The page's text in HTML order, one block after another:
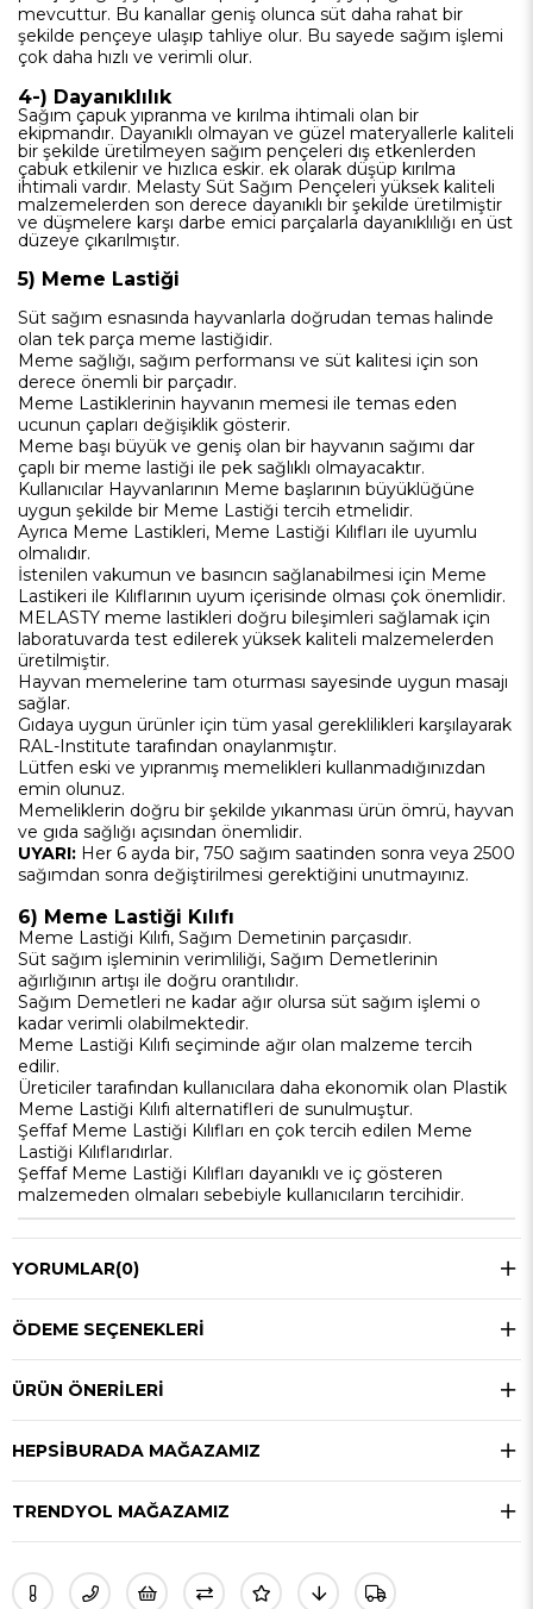
mevcuttur. Bu kanallar geniş olunca süt daha rahat bir
şekilde pençeye ulaşıp tahliye olur. Bu sayede sağım işlemi
çok daha hızlı ve verimli olur.
4-) Dayanıklılık
Sağım çapuk yıpranma ve kırılma ihtimali olan bir
ekipmandır. Dayanıklı olmayan ve güzel materyallerle kaliteli
bir şekilde üretilmeyen sağım pençeleri dış etkenlerden
çabuk etkilenir ve hızlıca eskir. ek olarak düşüp kırılma
ihtimali vardır. Melasty Süt Sağım Pençeleri yüksek kaliteli
malzemelerden son derece dayanıklı bir şekilde üretilmiştir
ve düşmelere karşı darbe emici parçalarla dayanıklılığı en üst
düzeye çıkarılmıştır.
5) Meme Lastiği
Süt sağım esnasında hayvanlarla doğrudan temas halinde
olan tek parça meme lastiğidir.
Meme sağlığı, sağım performansı ve süt kalitesi için son
derece önemli bir parçadır.
Meme Lastiklerinin hayvanın memesi ile temas eden
ucunun çapları değişiklik gösterir.
Meme başı büyük ve geniş olan bir hayvanın sağımı dar
çaplı bir meme lastiği ile pek sağlıklı olmayacaktır.
Kullanıcılar Hayvanlarının Meme başlarının büyüklüğüne
uygun şekilde bir Meme Lastiği tercih etmelidir.
Ayrıca Meme Lastikleri, Meme Lastiği Kılıfları ile uyumlu
olmalıdır.
İstenilen vakumun ve basıncın sağlanabilmesi için Meme
Lastikeri ile Kılıflarının uyum içerisinde olması çok önemlidir.
MELASTY meme lastikleri doğru bileşimleri sağlamak için
laboratuvarda test edilerek yüksek kaliteli malzemelerden
üretilmiştir.
Hayvan memelerine tam oturması sayesinde uygun masajı
sağlar.
Gıdaya uygun ürünler için tüm yasal gereklilikleri karşılayarak
RAL-Institute tarafından onaylanmıştır.
Lütfen eski ve yıpranmış memelikleri kullanmadığınızdan
emin olunuz.
Memeliklerin doğru bir şekilde yıkanması ürün ömrü, hayvan
ve gıda sağlığı açısından önemlidir.
UYARI: Her 6 ayda bir, 750 sağım saatinden sonra veya 2500
sağımdan sonra değiştirilmesi gerektiğini unutmayınız.
6) Meme Lastiği Kılıfı
Meme Lastiği Kılıfı, Sağım Demetinin parçasıdır.
Süt sağım işleminin verimliliği, Sağım Demetlerinin
ağırlığının artışı ile doğru orantılıdır.
Sağım Demetleri ne kadar ağır olursa süt sağım işlemi o
kadar verimli olabilmektedir.
Meme Lastiği Kılıfı seçiminde ağır olan malzeme tercih
edilir.
Üreticiler tarafından kullanıcılara daha ekonomik olan Plastik
Meme Lastiği Kılıfı alternatifleri de sunulmuştur.
Şeffaf Meme Lastiği Kılıfları en çok tercih edilen Meme
Lastiği Kılıflarıdırlar.
Şeffaf Meme Lastiği Kılıfları dayanıklı ve iç gösteren
malzemeden olmaları sebebiyle kullanıcıların tercihidir.
YORUMLAR(0)
ÖDEME SEÇENEKLERI
ÜRÜN ÖNERILERI
HEPSIBURADA MAĞAZAMIZ
TRENDYOL MAĞAZAMIZ